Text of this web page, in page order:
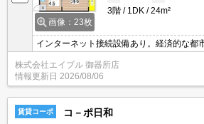
画像：23枚
3階
1DK 24m²
インターネット接続設備あり。経済的な都
0m。ファミリーレストランへ580m。マッ
株式会社エイブル 御器所店
情報更新日 2026/08/06
賃貸コーポ コ－ポ日和